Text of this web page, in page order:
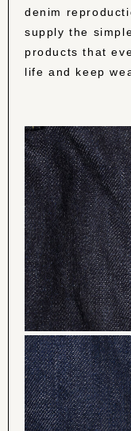
denim
supply the
products that
life and keep